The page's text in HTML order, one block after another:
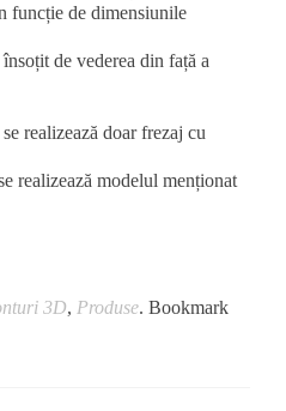
funcție de dimensiunile
de vederea din față a
realizează doar frezaj cu
realizează modelul menționat
3D, Produse. Bookmark